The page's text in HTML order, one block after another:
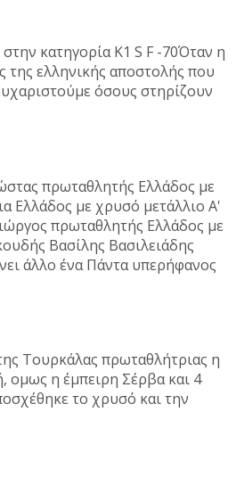
κατηγορία K1 S F -70Όταν η
της ελληνικής αποστολής που
όσους στηρίζουν
πρωταθλητής Ελλάδος με
Ελλάδος με χρυσό μετάλλιο Α'
πρωταθλητής Ελλάδος με
Βασίλης Βασιλειάδης
άλλο ένα Πάντα υπερήφανος
Τουρκάλας πρωταθλήτριας η
ομως η έμπειρη Σέρβα και 4
το χρυσό και την